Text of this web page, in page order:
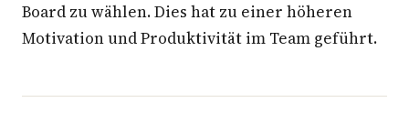
Board zu wählen. Dies hat zu einer höheren
Motivation und Produktivität im Team geführt.